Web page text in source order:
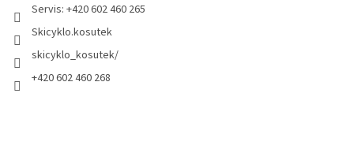
Servis: +420 602 460 265
Skicyklo.kosutek
skicyklo_kosutek/
+420 602 460 268